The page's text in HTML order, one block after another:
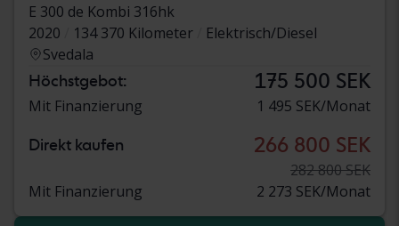
E 300 de Kombi 316hk
2020
134 370 Kilometer
Elektrisch/Diesel
Svedala
Höchstgebot: 175 500 SEK
Mit Finanzierung 1 495 SEK/Monat
Direkt kaufen 266 800 SEK
282 800 SEK
Mit Finanzierung
2 273 SEK/Monat